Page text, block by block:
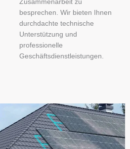
Zusammenarbeit zu
besprechen. Wir bieten Ihnen
durchdachte technische
Unterstützung und
professionelle
Geschäftsdienstleistungen.